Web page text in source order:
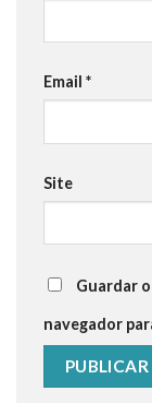
Email *
Site
Guardar
navegador